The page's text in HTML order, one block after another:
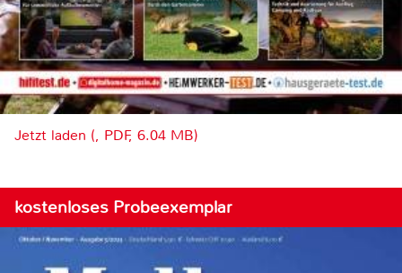
Jetzt laden (, PDF, 6.04 MB)
kostenloses Probeexemplar